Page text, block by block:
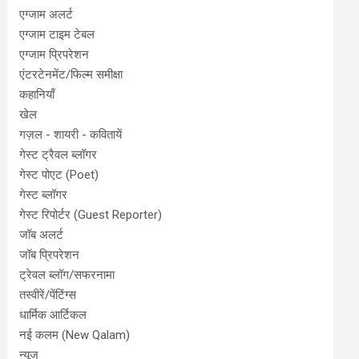
एग्जाम अलर्ट
एग्जाम टाइम टेबल
एग्जाम प्रिपरेशन
एंटरटेनमेंट/फिल्म समीक्षा
कहानियाँ
खेल
गज़ल - शायरी - कवितायें
गेस्ट ट्रैवल ब्लॉगर
गेस्ट पोएट (Poet)
गेस्ट ब्लॉगर
गेस्ट रिपोर्टर (Guest Reporter)
जॉब अलर्ट
जॉब प्रिपरेशन
ट्रेवल ब्लॉग/सफरनामा
तस्वीरें/पेंटिंग्स
धार्मिक आर्टिकल
नई कलम (New Qalam)
न्यूज़